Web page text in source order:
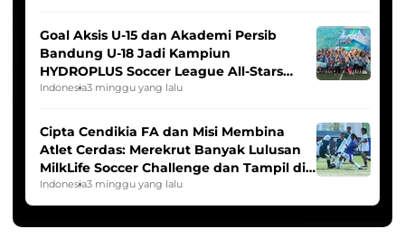
Goal Aksis U-15 dan Akademi Persib
Bandung U-18 Jadi Kampiun
HYDROPLUS Soccer League All-Stars
2025/2026
Indonesia3 minggu yang lalu
Cipta Cendikia FA dan Misi Membina
Atlet Cerdas: Merekrut Banyak Lulusan
MilkLife Soccer Challenge dan Tampil di
HYDROPLUS Soccer League
Indonesia3 minggu yang lalu